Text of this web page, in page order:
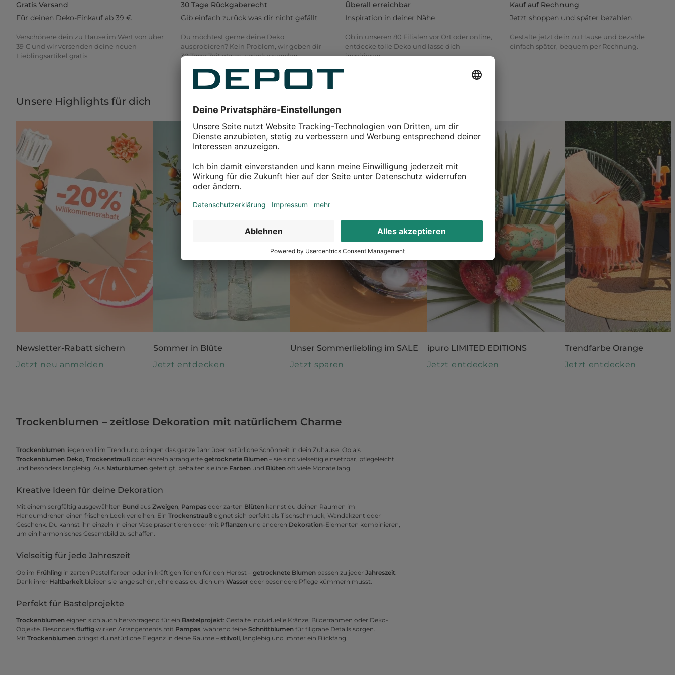
Gratis Versand
Für deinen Deko-Einkauf ab 39 €
Verschönere dein zu Hause im Wert von über
39 € und wir versenden deine neuen
Lieblingsartikel gratis.
30 Tage Rückgaberecht
Gib einfach zurück was dir nicht gefällt
Du möchtest gerne deine Deko
ausprobieren? Kein Problem, wir geben dir
30 Tage Zeit etwas zurückzusenden.
Überall erreichbar
Inspiration in deiner Nähe
Ob in unseren 80 Filialen vor Ort oder online,
entdecke tolle Deko und lasse dich
inspirieren.
Kauf auf Rechnung
Jetzt shoppen und später bezahlen
Gestalte jetzt dein zu Hause und bezahle
einfach später, bequem per Rechnung.
Unsere Highlights für dich
Newsletter-Rabatt sichern
Jetzt neu anmelden
Sommer in Blüte
Jetzt entdecken
Unser Sommerliebling im SALE
Jetzt sparen
ipuro LIMITED EDITIONS
Jetzt entdecken
Trendfarbe Orange
Jetzt entdecken
Trockenblumen – zeitlose Dekoration mit natürlichem Charme
Trockenblumen liegen voll im Trend und bringen das ganze Jahr über natürliche Schönheit in dein Zuhause. Ob als
Trockenblumen Deko Trockenstrauß oder einzeln arrangierte getrocknete Blumen – sie sind vielseitig einsetzbar, pflegeleicht
und besonders langlebig. Aus Naturblumen gefertigt, behalten sie ihre Farben und Blüten oft viele Monate lang.
Kreative Ideen für deine Dekoration
Mit einem sorgfältig ausgewählten Bund aus Zweigen Pampas oder zarten Blüten kannst du deinen Räumen im
Handumdrehen einen frischen Look verleihen. Ein Trockenstrauß eignet sich perfekt als Tischschmuck, Wandakzent oder
Geschenk. Du kannst ihn einzeln in einer Vase präsentieren oder mit Pflanzen und anderen Dekoration-Elementen kombinieren,
um ein harmonisches Gesamtbild zu schaffen.
Vielseitig für jede Jahreszeit
Ob im Frühling in zarten Pastellfarben oder in kräftigen Tönen für den Herbst – getrocknete Blumen passen zu jeder Jahreszeit
Dank ihrer Haltbarkeit bleiben sie lange schön, ohne dass du dich um Wasser oder besondere Pflege kümmern musst.
Perfekt für Bastelprojekte
Trockenblumen eignen sich auch hervorragend für ein Bastelprojekt: Gestalte individuelle Kränze, Bilderrahmen oder Deko-
Objekte. Besonders fluffig wirken Arrangements mit Pampas , während feine Schnittblumen für filigrane Details sorgen.
Mit Trockenblumen bringst du natürliche Eleganz in deine Räume – stilvoll , langlebig und immer ein Blickfang.